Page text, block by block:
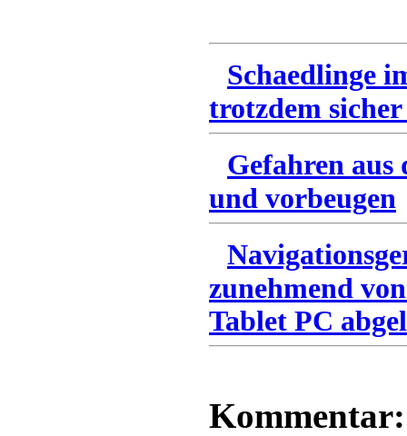
Schaedlinge
trotzdem
Gefahren
und vorbeugen
zunehmend
Tablet PC
Kommentar: